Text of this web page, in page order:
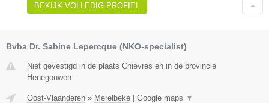
BEKIJK VOLLEDIG PROFIEL
Bvba Dr. Sabine Lepercque (NKO-specialist)
Niet gevestigd in de plaats Chievres en in de provincie
Henegouwen.
Oost-Vlaanderen » Merelbeke Google maps ▼